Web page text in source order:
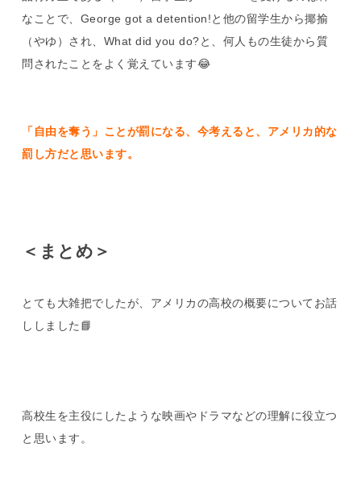
なことで、George got a detention!と他の留学生から揶揄
（やゆ）され、What did you do?と、何人もの生徒から質
問されたことをよく覚えています😂
「自由を奪う」ことが罰になる、今考えると、アメリカ的な
罰し方だと思います。
＜まとめ＞
とても大雑把でしたが、アメリカの高校の概要についてお話
ししました📘
高校生を主役にしたような映画やドラマなどの理解に役立つ
と思います。